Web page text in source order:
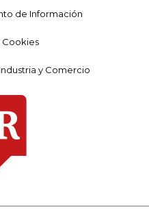
de Información
Cookies
y Comercio